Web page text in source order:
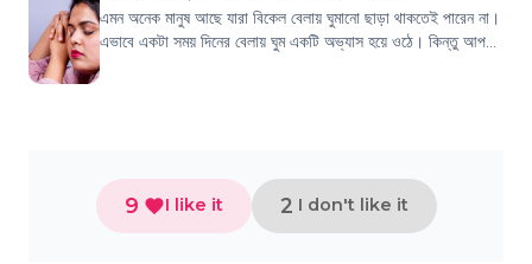
এমন অনেক মানুষ আছে যারা বিকেল বেলায় ঘুমানো ছাড়া থাকতেই পারেন না।
এভাবে একটা সময় দিনের বেলায় ঘুম একটি অভ্যাস হয়ে ওঠে। কিন্তু আপনি
কি কখনও ভেবেছেন যে ক...
9 I like it 2 I don't like it